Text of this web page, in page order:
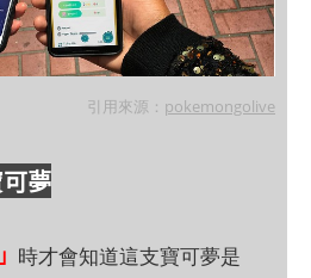
引用來源： pokemongolive
夢
時才會知道這支寶可夢是